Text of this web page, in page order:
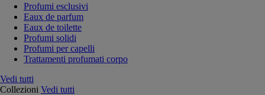
Profumi esclusivi
Eaux de parfum
Eaux de toilette
Profumi solidi
Profumi per capelli
Trattamenti profumati corpo
Vedi tutti
Collezioni Vedi tutti